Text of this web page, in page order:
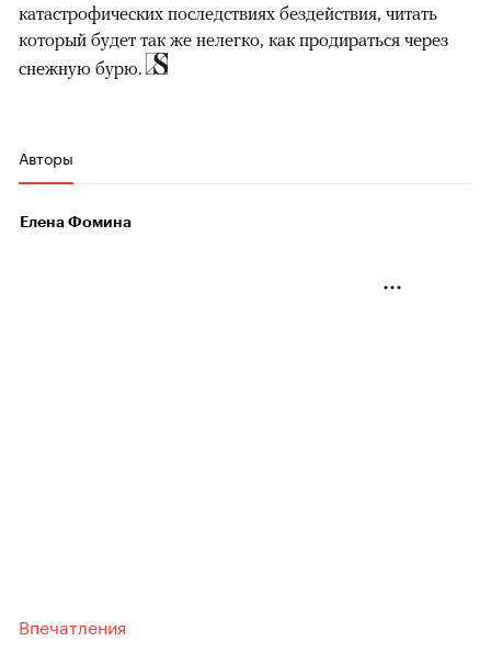
катастрофических последствиях бездействия, читать
который будет так же нелегко, как продираться через
снежную бурю.
Авторы
Елена Фомина
Впечатления